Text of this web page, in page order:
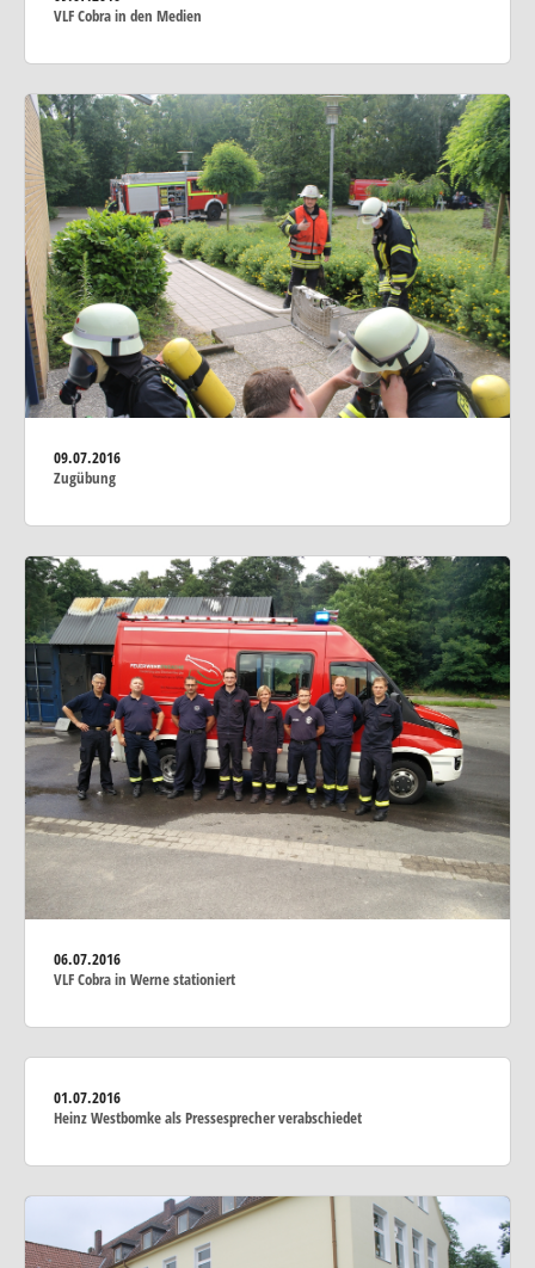
VLF Cobra in den Medien
09.07.2016
Zugübung
06.07.2016
VLF Cobra in Werne stationiert
01.07.2016
Heinz Westbomke als Pressesprecher verabschiedet